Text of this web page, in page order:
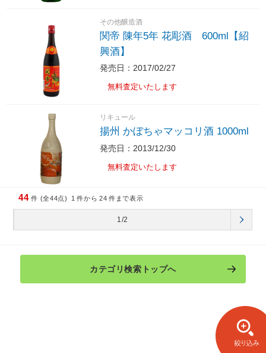
その他醸造酒
関帝 陳年5年 花彫酒 600ml【紹
興酒】
発売日：2017/02/27
無料査定いたします
リキュール
揚州 かぼちゃマッコリ酒 1000ml
発売日：2013/12/30
無料査定いたします
44 件 (全44点) 1 件から 24 件まで表示
1/2
カテゴリ検索トップへ